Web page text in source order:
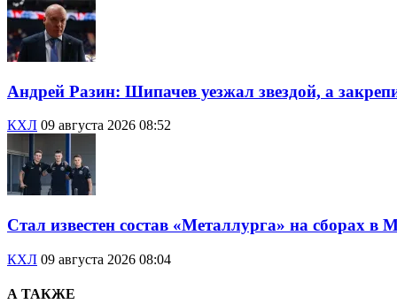
Андрей Разин: Шипачев уезжал звездой, а
КХЛ 09 августа 2026 08:52
Стал известен состав «Металлурга» на сборах в
КХЛ 09 августа 2026 08:04
А ТАКЖЕ